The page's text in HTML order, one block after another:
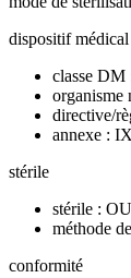
dispositif médical
classe DM
directive/
annexe : IX
stérile
stérile :
méthode
conformité